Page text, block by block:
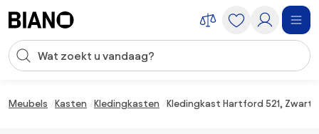
Zoekopdracht invoeren
Meubels Kasten Kledingkasten Kledingkast Hartford 521, Zwart,